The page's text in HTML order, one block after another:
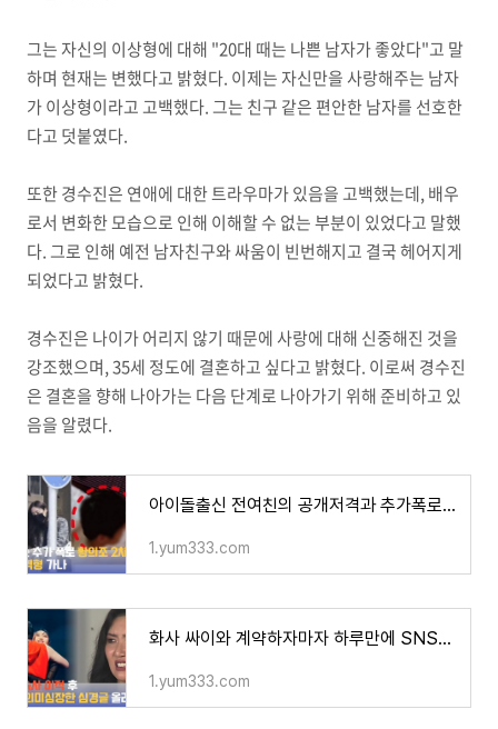
그는 자신의 이상형에 대해 "20대 때는 나쁜 남자가 좋았다"고 말
하며 현재는 변했다고 밝혔다. 이제는 자신만을 사랑해주는 남자
가 이상형이라고 고백했다. 그는 친구 같은 편안한 남자를 선호한
다고 덧붙였다.
또한 경수진은 연애에 대한 트라우마가 있음을 고백했는데, 배우
로서 변화한 모습으로 인해 이해할 수 없는 부분이 있었다고 말했
다. 그로 인해 예전 남자친구와 싸움이 빈번해지고 결국 헤어지게
되었다고 밝혔다.
경수진은 나이가 어리지 않기 때문에 사랑에 대해 신중해진 것을
강조했으며, 35세 정도에 결혼하고 싶다고 밝혔다. 이로써 경수진
은 결혼을 향해 나아가는 다음 단계로 나아가기 위해 준비하고 있
음을 알렸다.
아이돌출신 전여친의 공개저격과 추가폭로 황의조 결국 징역형?
1.yum333.com
화사 싸이와 계약하자마자 하루만에 SNS에 심경글
1.yum333.com